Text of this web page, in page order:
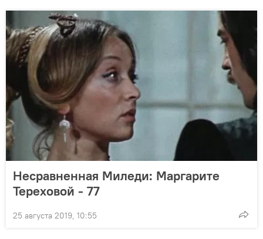
Несравненная Миледи: Маргарите
Тереховой - 77
25 августа 2019, 10:55